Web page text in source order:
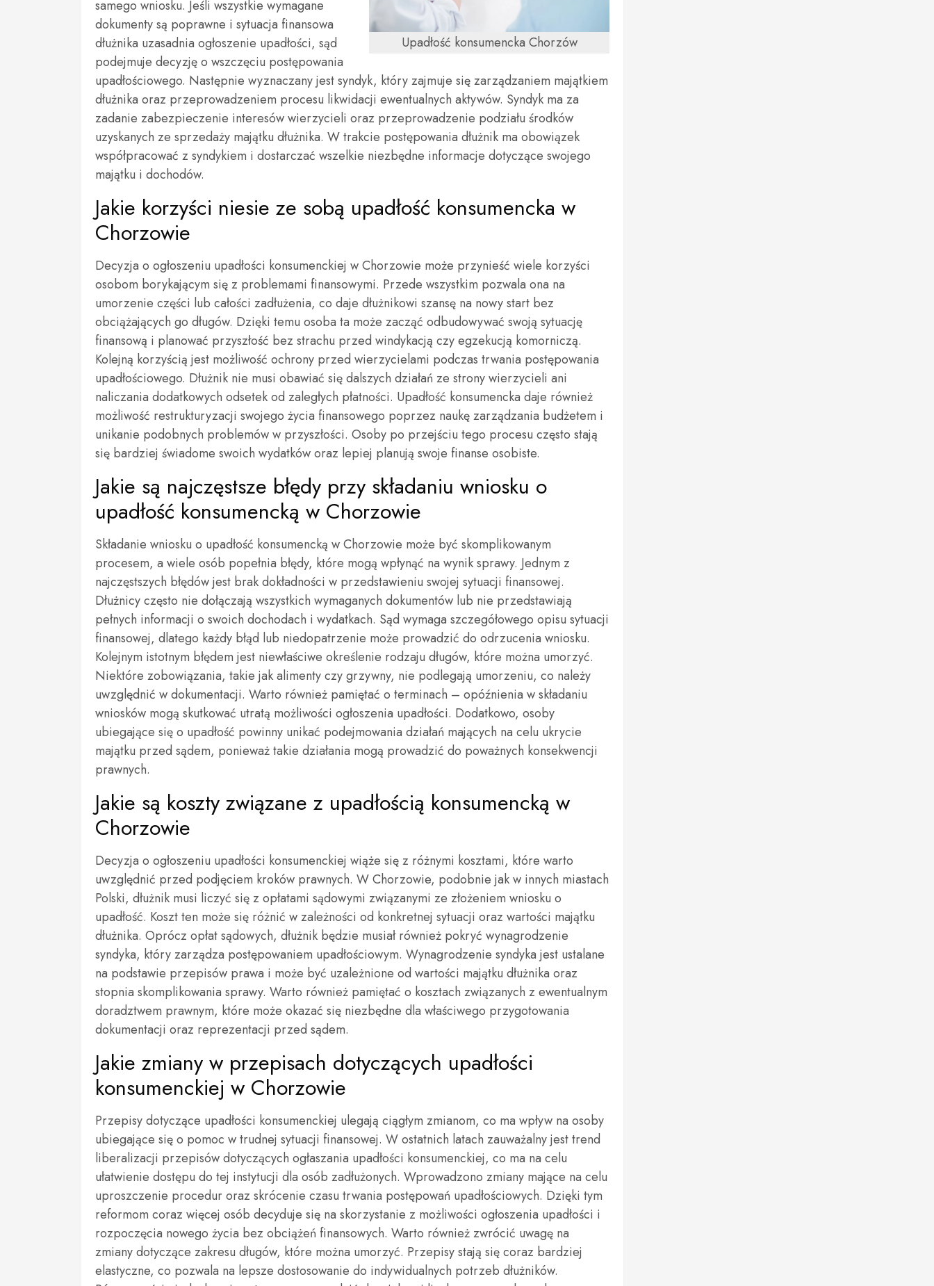
Upadłość konsumencka Chorzów
samego wniosku. Jeśli wszystkie wymagane
dokumenty są poprawne i sytuacja finansowa
dłużnika uzasadnia ogłoszenie upadłości, sąd
podejmuje decyzję o wszczęciu postępowania
upadłościowego. Następnie wyznaczany jest syndyk, który zajmuje się zarządzaniem majątkiem
dłużnika oraz przeprowadzeniem procesu likwidacji ewentualnych aktywów. Syndyk ma za
zadanie zabezpieczenie interesów wierzycieli oraz przeprowadzenie podziału środków
uzyskanych ze sprzedaży majątku dłużnika. W trakcie postępowania dłużnik ma obowiązek
współpracować z syndykiem i dostarczać wszelkie niezbędne informacje dotyczące swojego
majątku i dochodów.
Jakie korzyści niesie ze sobą upadłość konsumencka w
Chorzowie
Decyzja o ogłoszeniu upadłości konsumenckiej w Chorzowie może przynieść wiele korzyści
osobom borykającym się z problemami finansowymi. Przede wszystkim pozwala ona na
umorzenie części lub całości zadłużenia, co daje dłużnikowi szansę na nowy start bez
obciążających go długów. Dzięki temu osoba ta może zacząć odbudowywać swoją sytuację
finansową i planować przyszłość bez strachu przed windykacją czy egzekucją komorniczą.
Kolejną korzyścią jest możliwość ochrony przed wierzycielami podczas trwania postępowania
upadłościowego. Dłużnik nie musi obawiać się dalszych działań ze strony wierzycieli ani
naliczania dodatkowych odsetek od zaległych płatności. Upadłość konsumencka daje również
możliwość restrukturyzacji swojego życia finansowego poprzez naukę zarządzania budżetem i
unikanie podobnych problemów w przyszłości. Osoby po przejściu tego procesu często stają
się bardziej świadome swoich wydatków oraz lepiej planują swoje finanse osobiste.
Jakie są najczęstsze błędy przy składaniu wniosku o
upadłość konsumencką w Chorzowie
Składanie wniosku o upadłość konsumencką w Chorzowie może być skomplikowanym
procesem, a wiele osób popełnia błędy, które mogą wpłynąć na wynik sprawy. Jednym z
najczęstszych błędów jest brak dokładności w przedstawieniu swojej sytuacji finansowej.
Dłużnicy często nie dołączają wszystkich wymaganych dokumentów lub nie przedstawiają
pełnych informacji o swoich dochodach i wydatkach. Sąd wymaga szczegółowego opisu sytuacji
finansowej, dlatego każdy błąd lub niedopatrzenie może prowadzić do odrzucenia wniosku.
Kolejnym istotnym błędem jest niewłaściwe określenie rodzaju długów, które można umorzyć.
Niektóre zobowiązania, takie jak alimenty czy grzywny, nie podlegają umorzeniu, co należy
uwzględnić w dokumentacji. Warto również pamiętać o terminach – opóźnienia w składaniu
wniosków mogą skutkować utratą możliwości ogłoszenia upadłości. Dodatkowo, osoby
ubiegające się o upadłość powinny unikać podejmowania działań mających na celu ukrycie
majątku przed sądem, ponieważ takie działania mogą prowadzić do poważnych konsekwencji
prawnych.
Jakie są koszty związane z upadłością konsumencką w
Chorzowie
Decyzja o ogłoszeniu upadłości konsumenckiej wiąże się z różnymi kosztami, które warto
uwzględnić przed podjęciem kroków prawnych. W Chorzowie, podobnie jak w innych miastach
Polski, dłużnik musi liczyć się z opłatami sądowymi związanymi ze złożeniem wniosku o
upadłość. Koszt ten może się różnić w zależności od konkretnej sytuacji oraz wartości majątku
dłużnika. Oprócz opłat sądowych, dłużnik będzie musiał również pokryć wynagrodzenie
syndyka, który zarządza postępowaniem upadłościowym. Wynagrodzenie syndyka jest ustalane
na podstawie przepisów prawa i może być uzależnione od wartości majątku dłużnika oraz
stopnia skomplikowania sprawy. Warto również pamiętać o kosztach związanych z ewentualnym
doradztwem prawnym, które może okazać się niezbędne dla właściwego przygotowania
dokumentacji oraz reprezentacji przed sądem.
Jakie zmiany w przepisach dotyczących upadłości
konsumenckiej w Chorzowie
Przepisy dotyczące upadłości konsumenckiej ulegają ciągłym zmianom, co ma wpływ na osoby
ubiegające się o pomoc w trudnej sytuacji finansowej. W ostatnich latach zauważalny jest trend
liberalizacji przepisów dotyczących ogłaszania upadłości konsumenckiej, co ma na celu
ułatwienie dostępu do tej instytucji dla osób zadłużonych. Wprowadzono zmiany mające na celu
uproszczenie procedur oraz skrócenie czasu trwania postępowań upadłościowych. Dzięki tym
reformom coraz więcej osób decyduje się na skorzystanie z możliwości ogłoszenia upadłości i
rozpoczęcia nowego życia bez obciążeń finansowych. Warto również zwrócić uwagę na
zmiany dotyczące zakresu długów, które można umorzyć. Przepisy stają się coraz bardziej
elastyczne, co pozwala na lepsze dostosowanie do indywidualnych potrzeb dłużników.